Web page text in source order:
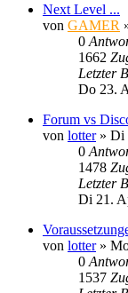
Next Level ...
von GAMER
0
1662
Letzter
Do 23.
Forum vs
von lotter» Di
0
1478
Letzter
Di 21.
von lotter»
0
1537